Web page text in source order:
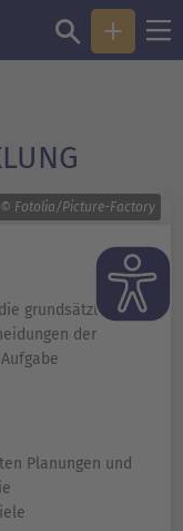
© Fotolia/Picture-Factory
grundsätzlichen
der
Planungen und